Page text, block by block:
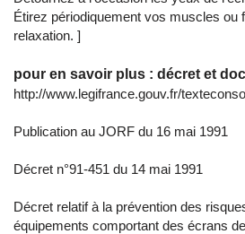
Étirez périodiquement vos muscles ou
relaxation. ]
pour en savoir plus : décret et
http://www.legifrance.gouv.fr/
Publication au JORF du 16 mai 1991
Décret n°91-451 du 14 mai 1991
Décret relatif à la prévention des
équipements comportant des écrans